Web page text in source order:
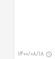
1400/08/18
تنباکو